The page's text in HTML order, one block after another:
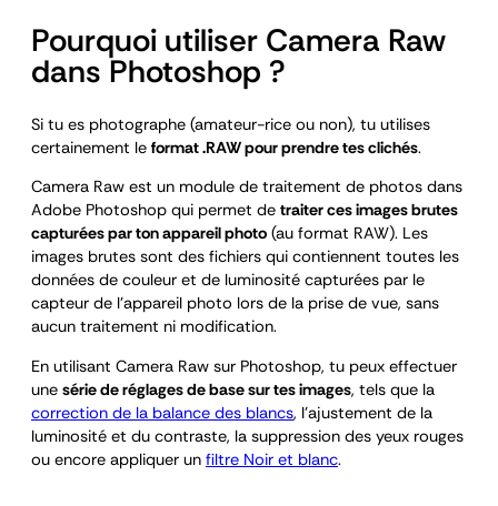
Pourquoi utiliser Camera Raw
dans Photoshop ?
Si tu es photographe (amateur-rice ou non), tu utilises
certainement le format .RAW pour prendre tes clichés.
Camera Raw est un module de traitement de photos dans
Adobe Photoshop qui permet de traiter ces images brutes
capturées par ton appareil photo (au format RAW). Les
images brutes sont des fichiers qui contiennent toutes les
données de couleur et de luminosité capturées par le
capteur de l’appareil photo lors de la prise de vue, sans
aucun traitement ni modification.
En utilisant Camera Raw sur Photoshop, tu peux effectuer
une série de réglages de base sur tes images, tels que la
correction de la balance des blancs, l’ajustement de la
luminosité et du contraste, la suppression des yeux rouges
ou encore appliquer un filtre Noir et blanc.